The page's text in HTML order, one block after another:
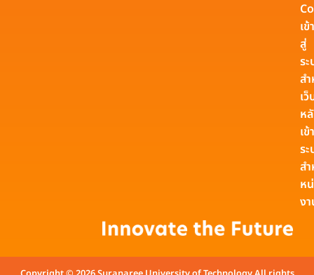
เข้า
สู่
ร
ส
เ
ห
เข้
ร
ส
ห
ง